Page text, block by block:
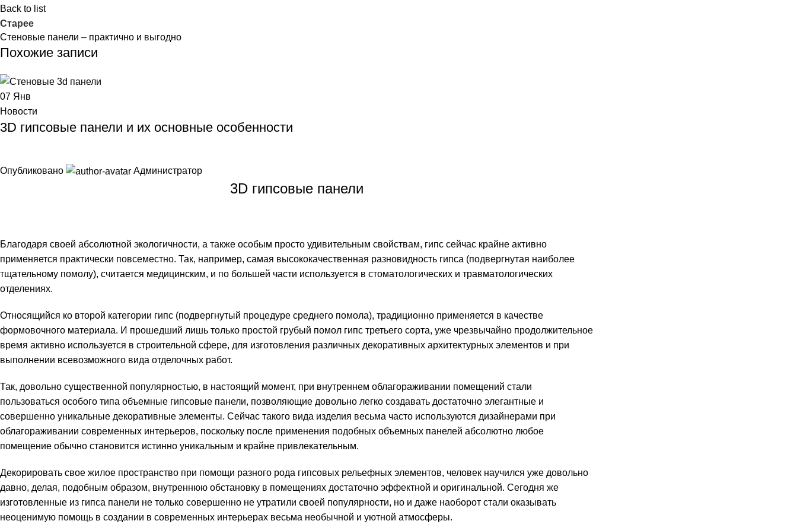
Back to list
Старее
Стеновые панели – практично и выгодно
Похожие записи
07 Янв
Новости
3D гипсовые панели и их основные особенности
Опубликовано Администратор
3D гипсовые панели
Благодаря своей абсолютной экологичности, а также особым просто удивительным свойствам, гипс сейчас крайне активно
применяется практически повсеместно. Так, например, самая высококачественная разновидность гипса (подвергнутая наиболее
тщательному помолу), считается медицинским, и по большей части используется в стоматологических и травматологических
отделениях.
Относящийся ко второй категории гипс (подвергнутый процедуре среднего помола), традиционно применяется в качестве
формовочного материала. И прошедший лишь только простой грубый помол гипс третьего сорта, уже чрезвычайно продолжительное
время активно используется в строительной сфере, для изготовления различных декоративных архитектурных элементов и при
выполнении всевозможного вида отделочных работ.
Так, довольно существенной популярностью, в настоящий момент, при внутреннем облагораживании помещений стали
пользоваться особого типа объемные гипсовые панели, позволяющие довольно легко создавать достаточно элегантные и
совершенно уникальные декоративные элементы. Сейчас такого вида изделия весьма часто используются дизайнерами при
облагораживании современных интерьеров, поскольку после применения подобных объемных панелей абсолютно любое
помещение обычно становится истинно уникальным и крайне привлекательным.
Декорировать свое жилое пространство при помощи разного рода гипсовых рельефных элементов, человек научился уже довольно
давно, делая, подобным образом, внутреннюю обстановку в помещениях достаточно эффектной и оригинальной. Сегодня же
изготовленные из гипса панели не только совершенно не утратили своей популярности, но и даже наоборот стали оказывать
неоценимую помощь в создании в современных интерьерах весьма необычной и уютной атмосферы.